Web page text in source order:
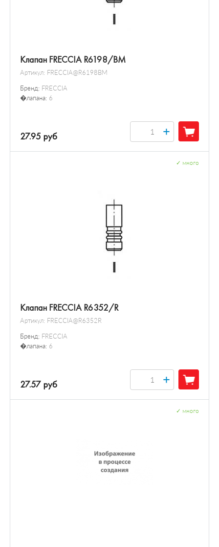
Клапан FRECCIA R6198/BM
Артикул: FRECCIA@R6198BM
Бренд: FRECCIA
�лапана: 6
27.95 руб +
Клапан FRECCIA R6352/R
Артикул: FRECCIA@R6352R
Бренд: FRECCIA
�лапана: 6
много
27.57 руб +
много